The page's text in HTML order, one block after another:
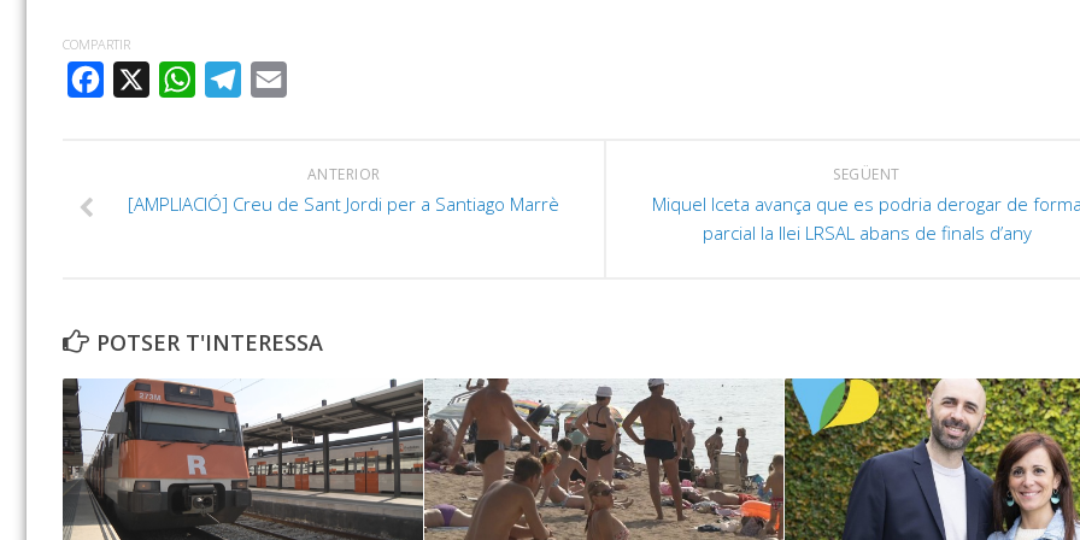
COMPARTIR
FACEBOOK
WHATSAPPTELEGRAM
SEGÜENT
Miquel Iceta avança que es podria derogar de forma
parcial la llei LRSAL abans de finals d’any
ANTERIOR
[AMPLIACIÓ] Creu de Sant Jordi per a Santiago Marrè
POTSER T'INTERESSA